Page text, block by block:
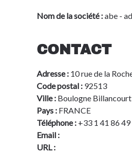
Nom de la société :abe -
CONTACT
Adresse : 10 rue de la
Code postal : 92513
Ville : Boulogne
Pays : FRANCE
Téléphone : +33 1 41 86
Email :
URL :